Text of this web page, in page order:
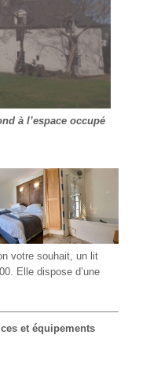
à l’espace occupé
votre souhait, un lit
Elle dispose d’une
et équipements